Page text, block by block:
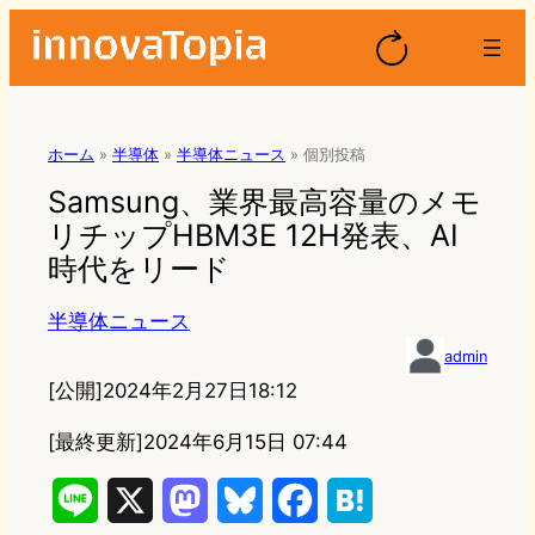
ホーム » 半導体 » 半導体ニュース » 個別投稿
Samsung、業界最高容量のメモ
リチップHBM3E 12H発表、AI
時代をリード
半導体ニュース
admin
[公開]2024年2月27日18:12
[最終更新]2024年6月15日 07:44